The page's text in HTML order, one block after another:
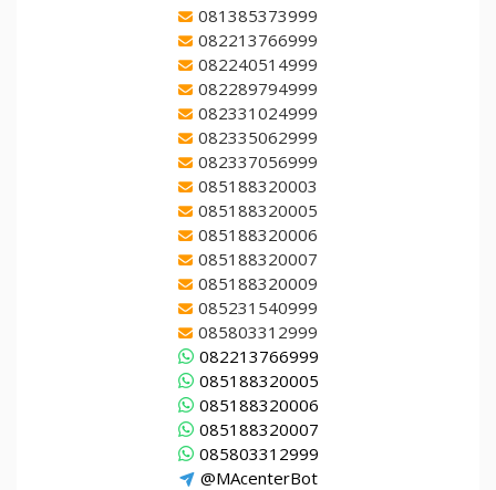
081385373999
082213766999
082240514999
082289794999
082331024999
082335062999
082337056999
085188320003
085188320005
085188320006
085188320007
085188320009
085231540999
085803312999
082213766999
085188320005
085188320006
085188320007
085803312999
@MAcenterBot